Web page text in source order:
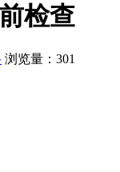
检查
浏览量：301